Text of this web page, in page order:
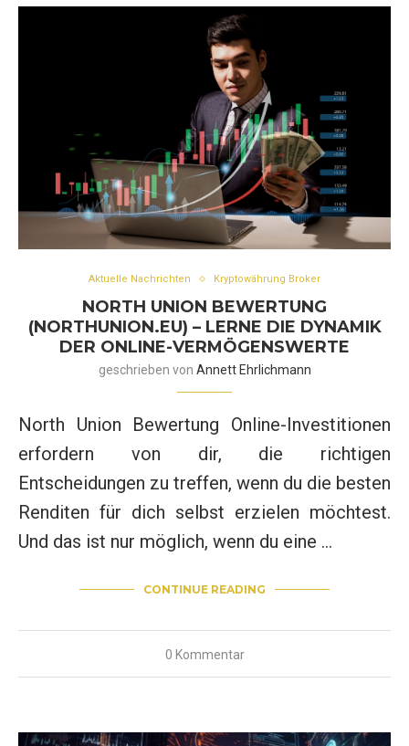
Aktuelle Nachrichten Kryptowährung Broker
NORTH UNION BEWERTUNG
(NORTHUNION.EU) – LERNE DIE DYNAMIK
DER ONLINE-VERMÖGENSWERTE
geschrieben von Annett Ehrlichmann
North Union Bewertung Online-Investitionen
erfordern von dir, die richtigen
Entscheidungen zu treffen, wenn du die besten
Renditen für dich selbst erzielen möchtest.
Und das ist nur möglich, wenn du eine …
CONTINUE READING
0 Kommentar